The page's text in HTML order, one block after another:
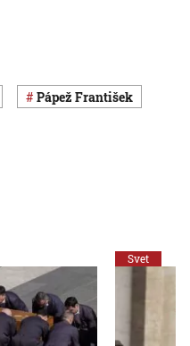
pápež František
Svet